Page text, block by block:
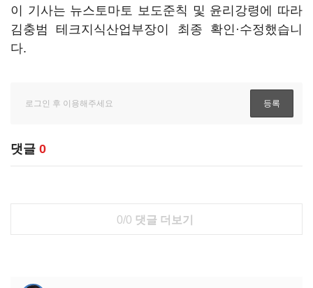
이 기사는 뉴스토마토 보도준칙 및 윤리강령에 따라
김충범 테크지식산업부장이 최종 확인·수정했습니
다.
댓글 0
0/0 댓글 더보기